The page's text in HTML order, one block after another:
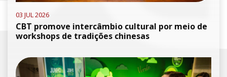
03 JUL 2026
CBT promove intercâmbio cultural por meio de
workshops de tradições chinesas